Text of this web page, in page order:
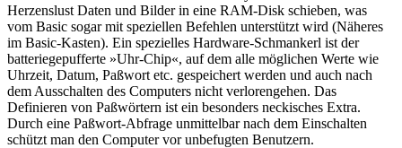
Herzenslust Daten und Bilder in eine RAM-Disk schieben, was
vom Basic sogar mit speziellen Befehlen unterstützt wird (Näheres
im Basic-Kasten). Ein spezielles Hardware-Schmankerl ist der
batteriegepufferte »Uhr-Chip«, auf dem alle möglichen Werte wie
Uhrzeit, Datum, Paßwort etc. gespeichert werden und auch nach
dem Ausschalten des Computers nicht verlorengehen. Das
Definieren von Paßwörtern ist ein besonders neckisches Extra.
Durch eine Paßwort-Abfrage unmittelbar nach dem Einschalten
schützt man den Computer vor unbefugten Benutzern.